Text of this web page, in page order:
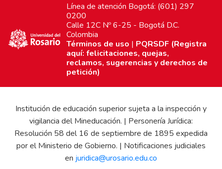
Línea de atención Bogotá: (601) 297
0200
Calle 12C Nº 6-25 - Bogotá D.C.
Colombia
Términos de uso | PQRSDF (Registra
aquí: felicitaciones, quejas,
reclamos, sugerencias y derechos de
petición)
Institución de educación superior sujeta a la inspección y
vigilancia del Mineducación. | Personería Jurídica:
Resolución 58 del 16 de septiembre de 1895 expedida
por el Ministerio de Gobierno. | Notificaciones judiciales
en juridica@urosario.edu.co